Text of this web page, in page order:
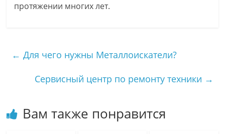
протяжении многих лет.
← Для чего нужны Металлоискатели?
Сервисный центр по ремонту техники →
Вам также понравится